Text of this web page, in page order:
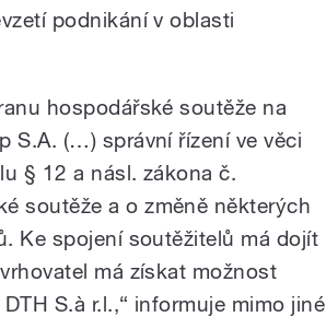
podnikání v oblasti
hospodářské soutěže na
S.A. (…) správní řízení ve věci
§ 12 a násl. zákona č.
soutěže a o změně některých
Ke spojení soutěžitelů má dojít
má získat možnost
S.à r.l.,“ informuje mimo jiné